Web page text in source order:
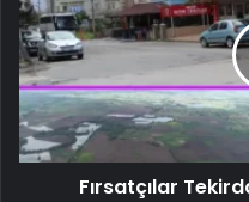
Fırsatçılar